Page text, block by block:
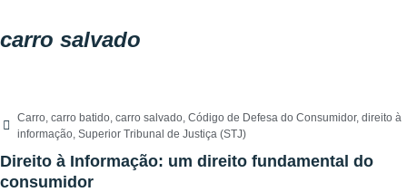
carro salvado
Carro, carro batido, carro salvado, Código de Defesa do Consumidor, direito à
informação, Superior Tribunal de Justiça (STJ)
Direito à Informação: um direito fundamental do
consumidor